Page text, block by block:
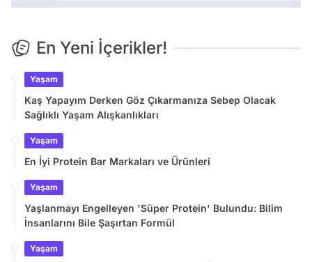
En Yeni İçerikler!
Yaşam
Kaş Yapayım Derken Göz Çıkarmanıza Sebep Olacak
Sağlıklı Yaşam Alışkanlıkları
Yaşam
En İyi Protein Bar Markaları ve Ürünleri
Yaşam
Yaşlanmayı Engelleyen 'Süper Protein' Bulundu: Bilim
İnsanlarını Bile Şaşırtan Formül
Yaşam